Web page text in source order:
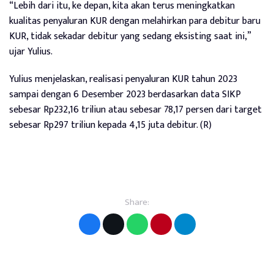
“Lebih dari itu, ke depan, kita akan terus meningkatkan
kualitas penyaluran KUR dengan melahirkan para debitur baru
KUR, tidak sekadar debitur yang sedang eksisting saat ini,”
ujar Yulius.
Yulius menjelaskan, realisasi penyaluran KUR tahun 2023
sampai dengan 6 Desember 2023 berdasarkan data SIKP
sebesar Rp232,16 triliun atau sebesar 78,17 persen dari target
sebesar Rp297 triliun kepada 4,15 juta debitur. (R)
Share: